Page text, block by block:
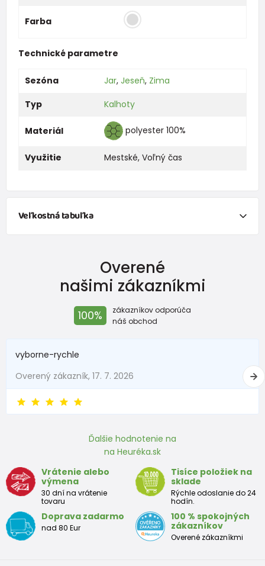
Farba
Technické parametre
Sezóna Jar, Jeseň, Zima
Typ
Kalhoty
Materiál polyester 100%
Využitie Mestské, Voľný čas
Veľkostná tabuľka
Výška (cm)
New Baby do 50 do 3,4
Do 1 mesiaca do 56 do 4,5
6 - 9 mesiace 68 -74 8 - 9,5
9 - 12 mesiace 74-80 9,5 - 11
Približná tabuľka veľkosti batoľaťa
Veľkosť
Výška
(cm)
Prsia
(cm)
Pás
(cm)
(cm)
12
mesiacov
68 - 80 47 52
Overené
našimi zákazníkmi
100%
zákazníkov odporúča
náš obchod
vyborne-rychle
Overený zákazník, 17. 7. 2026
Ďalšie hodnotenie na
na Heuréka.sk
Vrátenie alebo
výmena
30 dní na vrátenie
tovaru
Tisíce položiek na
sklade
Rýchle odoslanie do 24
hodín.
Doprava zadarmo
nad 80 Eur
100 % spokojných
zákazníkov
Overené zákazníkmi